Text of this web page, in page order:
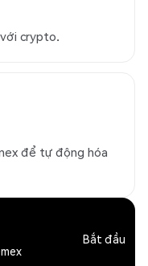
crypto.
để tự động hóa
Bắt đầu